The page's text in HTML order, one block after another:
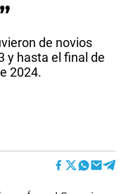
de novios
y hasta el final de
2024.